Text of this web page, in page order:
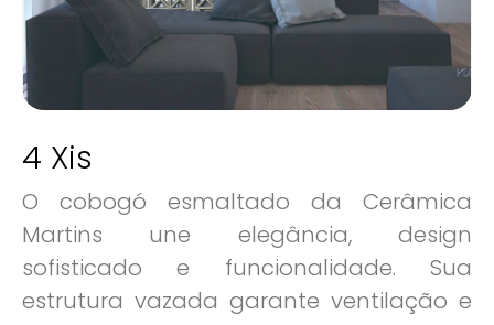
4 Xis
O cobogó esmaltado da Cerâmica
Martins une elegância, design
sofisticado e funcionalidade. Sua
estrutura vazada garante ventilação e